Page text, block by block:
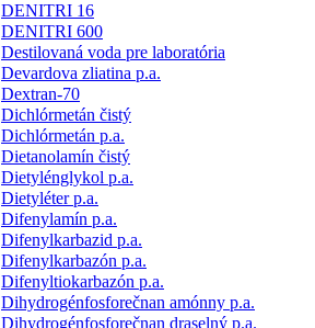
DENITRI 16
DENITRI 600
Destilovaná voda pre laboratória
Devardova zliatina p.a.
Dextran-70
Dichlórmetán čistý
Dichlórmetán p.a.
Dietanolamín čistý
Dietylénglykol p.a.
Dietyléter p.a.
Difenylamín p.a.
Difenylkarbazid p.a.
Difenylkarbazón p.a.
Difenyltiokarbazón p.a.
Dihydrogénfosforečnan amónny p.a.
Dihydrogénfosforečnan draselný p.a.